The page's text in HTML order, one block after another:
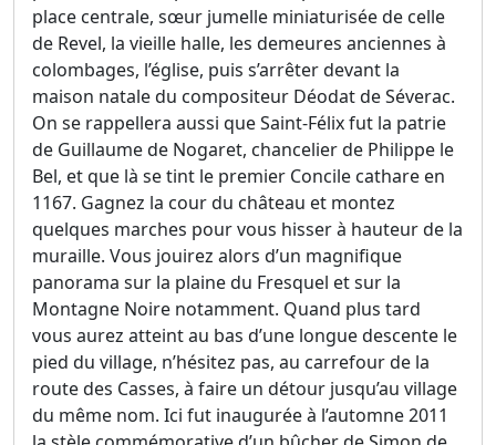
place centrale, sœur jumelle miniaturisée de celle
de Revel, la vieille halle, les demeures anciennes à
colombages, l’église, puis s’arrêter devant la
maison natale du compositeur Déodat de Séverac.
On se rappellera aussi que Saint-Félix fut la patrie
de Guillaume de Nogaret, chancelier de Philippe le
Bel, et que là se tint le premier Concile cathare en
1167. Gagnez la cour du château et montez
quelques marches pour vous hisser à hauteur de la
muraille. Vous jouirez alors d’un magnifique
panorama sur la plaine du Fresquel et sur la
Montagne Noire notamment. Quand plus tard
vous aurez atteint au bas d’une longue descente le
pied du village, n’hésitez pas, au carrefour de la
route des Casses, à faire un détour jusqu’au village
du même nom. Ici fut inaugurée à l’automne 2011